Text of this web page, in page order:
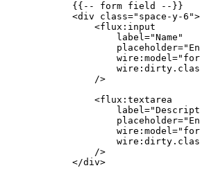
            {{
-- form field -- }}
            <
div class="space-y-6">
                <
flux : input
                    label
="Name"
                    placeholder
=
                    wire
: model=
                    wire
: dirty .
                />
                <
flux : textarea
                    label
=
                    placeholder
=
                    wire
: model=
                    wire
: dirty .
                />
            </
div>